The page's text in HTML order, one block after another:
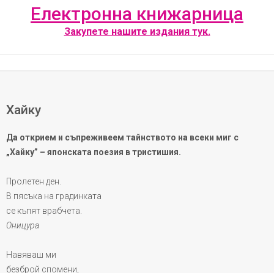
Електронна книжарница
Закупете нашите издания тук.
Хайку
Да открием и съпреживеем тайнството на всеки миг с
„Хайку” – японската поезия в тристишия.
Пролетен ден.
В пясъка на градинката
се къпят врабчета.
Оницура
Навяваш ми
безброй спомени,